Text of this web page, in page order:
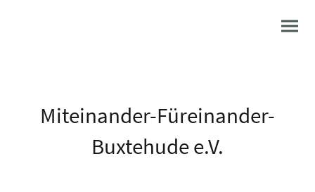
Miteinander-Füreinander-
Buxtehude e.V.